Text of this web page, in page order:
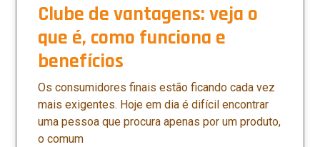
Clube de vantagens: veja o
que é, como funciona e
benefícios
Os consumidores finais estão ficando cada vez
mais exigentes. Hoje em dia é difícil encontrar
uma pessoa que procura apenas por um produto,
o comum